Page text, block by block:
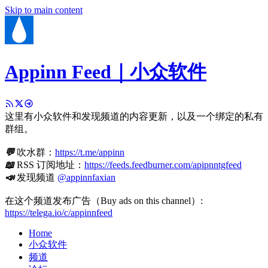
Skip to main content
Appinn Feed｜小众软件
这里有小众软件和发现频道的内容更新，以及一个绑定的私有
群组。
💬吹水群： https://t.me/appinn
📖RSS 订阅地址： https://feeds.feedburner.com/apipnntgfeed
📣发现频道 @appinnfaxian
在这个频道发布广告（Buy ads on this channel）:
https://telega.io/c/appinnfeed
Home
小众软件
频道